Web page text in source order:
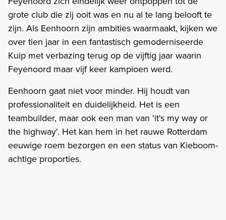
grote club die zij ooit was en nu al te lang belooft te
zijn. Als Eenhoorn zijn ambities waarmaakt, kijken we
over tien jaar in een fantastisch gemoderniseerde
Kuip met verbazing terug op de vijftig jaar waarin
Feyenoord maar vijf keer kampioen werd.
Eenhoorn gaat niet voor minder. Hij houdt van
professionaliteit en duidelijkheid. Het is een
teambuilder, maar ook een man van 'it's my way or
the highway'. Het kan hem in het rauwe Rotterdam
eeuwige roem bezorgen en een status van Kieboom-
achtige proporties.